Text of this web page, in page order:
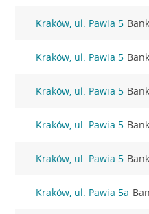
Kraków, ul. Pawia 5
Kraków, ul. Pawia 5
Kraków, ul. Pawia 5
Kraków, ul. Pawia 5
Kraków, ul. Pawia 5
Kraków, ul. Pawia 5a